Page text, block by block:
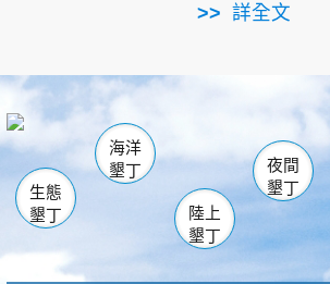
詳全文
海生館
恆春
龍鑾潭自然中心 森林遊樂
瓊麻館
關山 墾管處遊客中
社頂公
船帆石
白砂 香蕉
鵝
生態
墾丁
海洋
墾丁
陸上
墾丁
夜間
墾丁